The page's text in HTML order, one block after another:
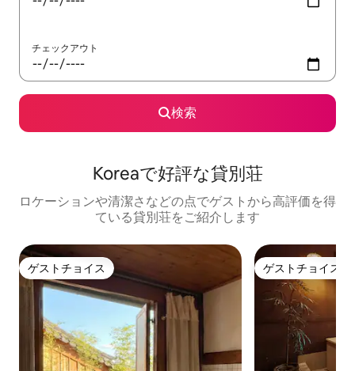
チェックアウト
検索
Koreaで好評な貸別荘
ロケーションや清潔さなどの点でゲストから高評価を得
ている貸別荘をご紹介します
ゲストチョイス
ゲストチョイス ゲストチョイス
ゲストチョイス